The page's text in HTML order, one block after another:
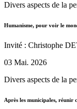
Divers aspects de la
Humanisme, pour voir le
Invité : Christophe
03 Mai. 2026
Divers aspects de la
Après les municipales, réunir